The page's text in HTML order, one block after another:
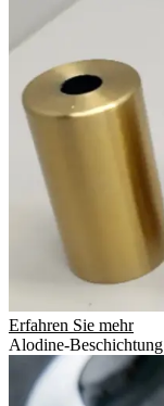
Erfahren Sie mehr
Alodine-Beschichtung